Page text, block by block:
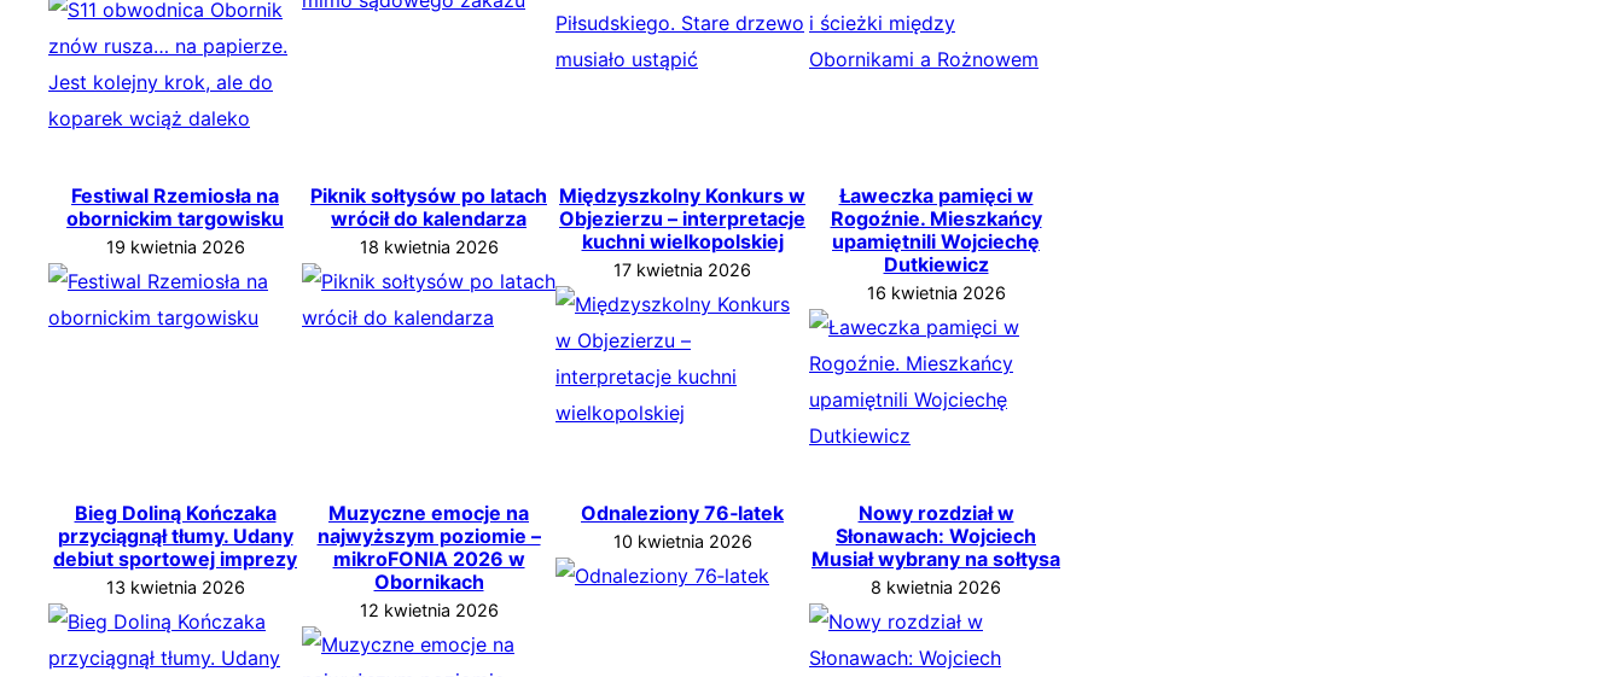
Festiwal Rzemiosła na
obornickim targowisku
19 kwietnia 2026
Piknik sołtysów po latach
wrócił do kalendarza
18 kwietnia 2026
Międzyszkolny Konkurs w
Objezierzu – interpretacje
kuchni wielkopolskiej
17 kwietnia 2026
Ławeczka pamięci w
Rogoźnie. Mieszkańcy
upamiętnili Wojciechę
Dutkiewicz
16 kwietnia 2026
Bieg Doliną Kończaka
przyciągnął tłumy. Udany
debiut sportowej imprezy
13 kwietnia 2026
Muzyczne emocje na
najwyższym poziomie –
mikroFONIA 2026 w
Obornikach
12 kwietnia 2026
Odnaleziony 76‑latek
10 kwietnia 2026
Nowy rozdział w
Słonawach: Wojciech
Musiał wybrany na sołtysa
8 kwietnia 2026